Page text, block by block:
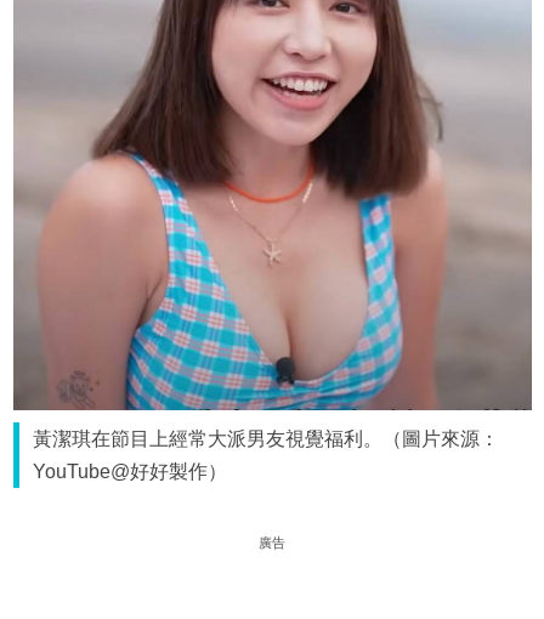
黃潔琪在節目上經常大派男友視覺福利。（圖片來源：
YouTube@好好製作）
廣告